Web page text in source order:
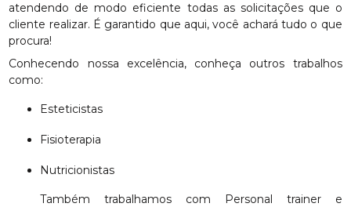
atendendo de modo eficiente todas as solicitações que o
cliente realizar. É garantido que aqui, você achará tudo o que
procura!
Conhecendo nossa excelência, conheça outros trabalhos
como:
Esteticistas
Fisioterapia
Nutricionistas
Também trabalhamos com Personal trainer e